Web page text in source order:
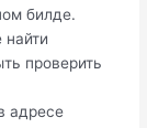
билде.
найти
проверить
адресе